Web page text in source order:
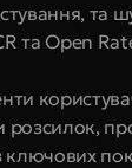
та
та Open